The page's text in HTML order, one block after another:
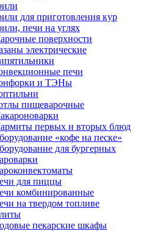
для приготовления кур
печи на углях
поверхности
электрические
печи
и ТЭНы
пищеварочные
первых и вторых блюд
«кофе на песке»
для бургерных
для пиццы
комбинированные
на твердом топливе
пекарские шкафы